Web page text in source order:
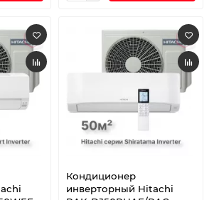
Кондиционер
инверторный Hitachi